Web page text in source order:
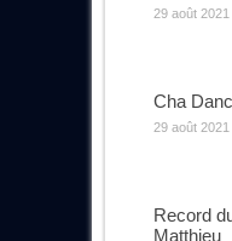
29 août 2021
Cha
29 août 2021
Record
Matthieu